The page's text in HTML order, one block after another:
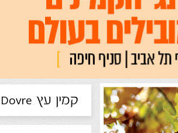
קמין עץ Dovre